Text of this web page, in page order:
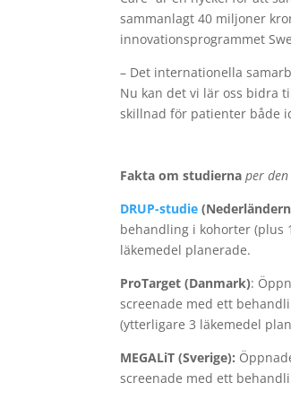
sammanlagt 40 miljoner
innovationsprogrammet
– Det internationella
Nu kan det vi lär oss bidra
skillnad för patienter både
Fakta om studiernaper
DRUP-studie
behandling i kohorter (plus
läkemedel planerade.
ProTarget (Danmark):
screenade med ett
(ytterligare 3 läkemedel
MEGALiT (Sverige):
screenade med ett